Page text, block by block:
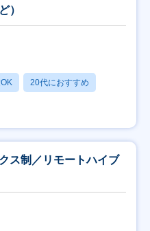
）
20代におすすめ
ス制／リモートハイブ